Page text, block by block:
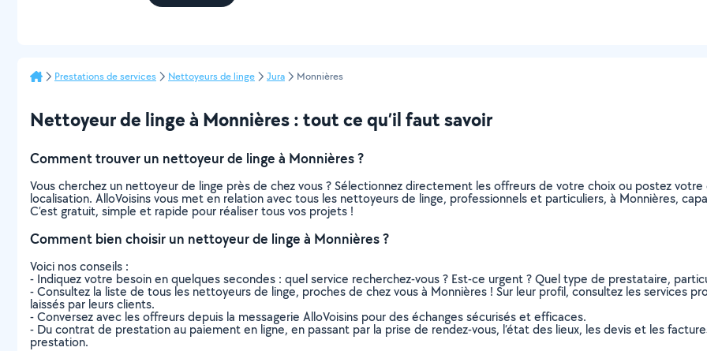
Prestations de services Nettoyeurs de linge Jura Monnières
Nettoyeur de linge à Monnières : tout ce qu’il faut savoir
Comment trouver un nettoyeur de linge à Monnières ?
Vous cherchez un nettoyeur de linge près de chez vous ? Sélectionnez directement les offreurs de votre choix ou postez
localisation. AlloVoisins vous met en relation avec tous les nettoyeurs de linge, professionnels et particuliers, à Monnières,
C’est gratuit, simple et rapide pour réaliser tous vos projets !
Comment bien choisir un nettoyeur de linge à Monnières ?
Voici nos conseils :
- Indiquez votre besoin en quelques secondes : quel service recherchez-vous ? Est-ce urgent ? Quel type de prestataire,
- Consultez la liste de tous les nettoyeurs de linge, proches de chez vous à Monnières ! Sur leur profil, consultez les services
laissés par leurs clients.
- Conversez avec les offreurs depuis la messagerie AlloVoisins pour des échanges sécurisés et efficaces.
- Du contrat de prestation au paiement en ligne, en passant par la prise de rendez-vous, l’état des lieux, les devis et les
prestation.